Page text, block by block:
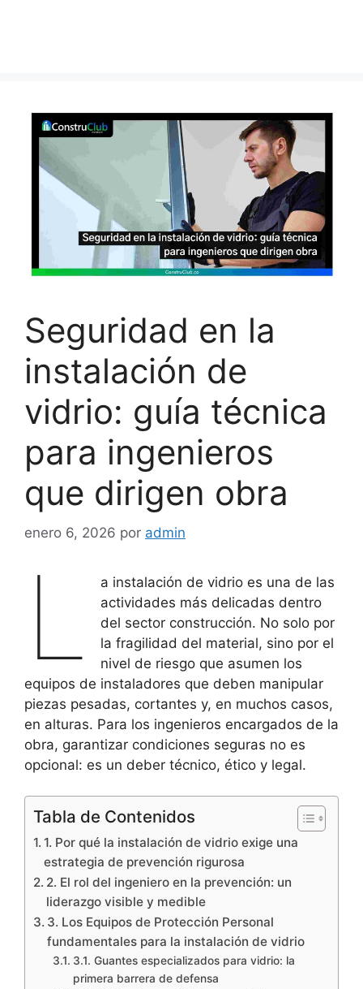
Seguridad en la
instalación de
vidrio: guía técnica
para ingenieros
que dirigen obra
enero 6, 2026 por admin
L
a instalación de vidrio es una de las
actividades más delicadas dentro
del sector construcción. No solo por
la fragilidad del material, sino por el
nivel de riesgo que asumen los
equipos de instaladores que deben manipular
piezas pesadas, cortantes y, en muchos casos,
en alturas. Para los ingenieros encargados de la
obra, garantizar condiciones seguras no es
opcional: es un deber técnico, ético y legal.
Tabla de Contenidos
1. Por qué la instalación de vidrio exige una
estrategia de prevención rigurosa
2. El rol del ingeniero en la prevención: un
liderazgo visible y medible
3. Los Equipos de Protección Personal
fundamentales para la instalación de vidrio
3.1. Guantes especializados para vidrio: la
primera barrera de defensa